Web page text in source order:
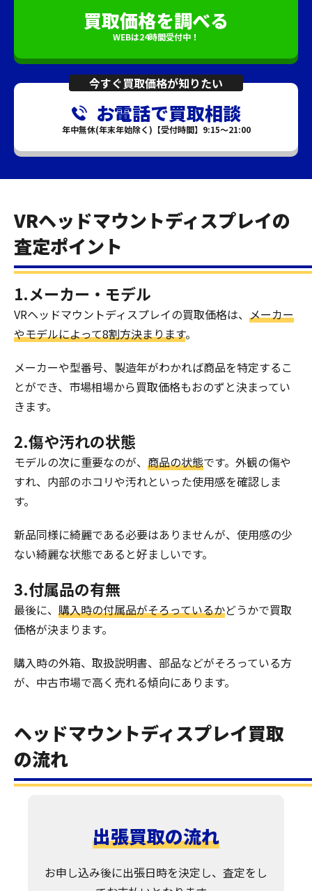
買取価格を調べる
WEBは24時間受付中！
今すぐ買取価格が知りたい
お電話で買取相談
年中無休(年末年始除く)【受付時間】9:15～21:00
VRヘッドマウントディスプレイの
査定ポイント
1.メーカー・モデル
VRヘッドマウントディスプレイの買取価格は、 メーカー
やモデルによって8割方決まります。
メーカーや型番号、製造年がわかれば商品を特定するこ
とができ、市場相場から買取価格もおのずと決まってい
きます。
2.傷や汚れの状態
モデルの次に重要なのが、 商品の状態です。外観の傷や
すれ、内部のホコリや汚れといった使用感を確認しま
す。
新品同様に綺麗である必要はありませんが、使用感の少
ない綺麗な状態であると好ましいです。
3.付属品の有無
最後に、 購入時の付属品がそろっているかどうかで買取
価格が決まります。
購入時の外箱、取扱説明書、部品などがそろっている方
が、中古市場で高く売れる傾向にあります。
ヘッドマウントディスプレイ買取
の流れ
出張買取の流れ
お申し込み後に出張日時を決定し、査定をし